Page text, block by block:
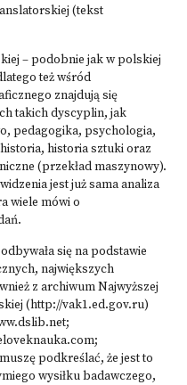
(tekst
– podobnie jak w polskiej
też wśród
znajdują się
takich dyscyplin, jak
pedagogika, psychologia,
historia sztuki oraz
(przekład maszynowy).
jest już sama analiza
wiele mówi o
się na podstawie
największych
z archiwum Najwyższej
(http://vak1.ed.gov.ru)
podkreślać, że jest to
wysiłku badawczego,